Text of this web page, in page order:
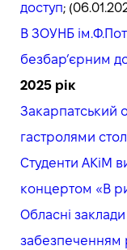
доступ;
В ЗОУНБ
безбар’єрним
2025 рік
Закарпатський
гастролями
Студенти АКіМ
концертом «В
Обласні
забезпеченням